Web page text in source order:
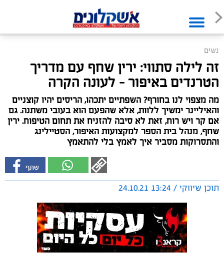
נשים
זה לילה סתווי: ירין שחף עם מדריך
הטרנדים באיפור – לעונה הקרה
מה מצפוי לנו בחורף? השפתיים יתכהו, הריסים יהיו קוצניים
והאיליינר ימשיך ללוות, אלא שהפעם הוא בעובי משתנה. גם
אם קר ויש רוח, זאת לא סיבה להזניח את תחום הטיפוח. ירין
שחף, מנהל בית הספר למקצועות האיפור, הסטיילינג
והתסרוקות מסביר איך לאמץ בלי להתאמץ
תוכן שיווקי / 13:24 24.10.21